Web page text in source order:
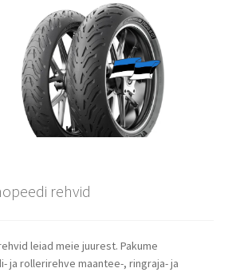
rehvid
leiad meie juurest. Pakume
ja rollerirehve maantee-, ringraja- ja